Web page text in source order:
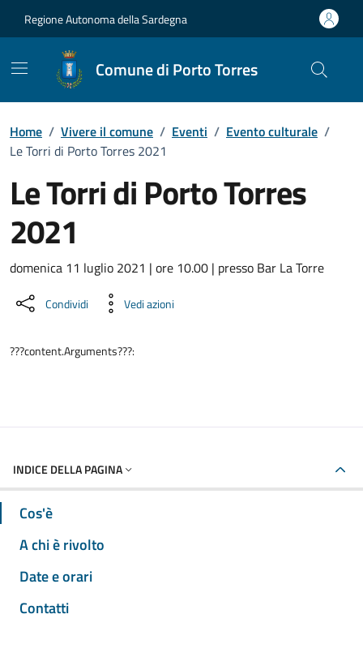
Regione Autonoma della Sardegna
Comune di Porto Torres
Home / Vivere il comune / Eventi / Evento culturale /
Le Torri di Porto Torres 2021
Le Torri di Porto Torres
2021
Dettaglio dell'evento
domenica 11 luglio 2021 | ore 10.00 | presso Bar La Torre
Condividi Vedi azioni
???content.Arguments???:
INDICE DELLA PAGINA
Cos'è
A chi è rivolto
Date e orari
Contatti